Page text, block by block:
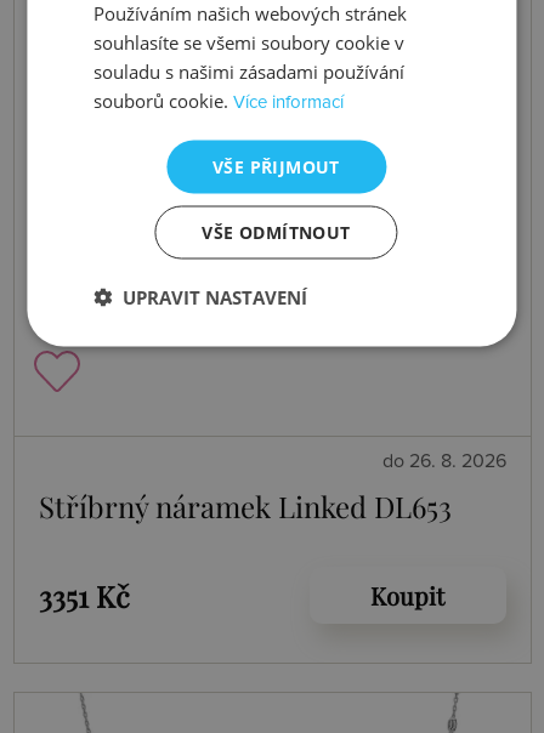
do 26. 8. 2026
Stříbrný náramek Linked DL653
3351 Kč Koupit
Používáním našich webových stránek
souhlasíte se všemi soubory cookie v
souladu s našimi zásadami používání
souborů cookie.Více informací
VŠE PŘIJMOUT
VŠE ODMÍTNOUT
UPRAVIT NASTAVENÍ